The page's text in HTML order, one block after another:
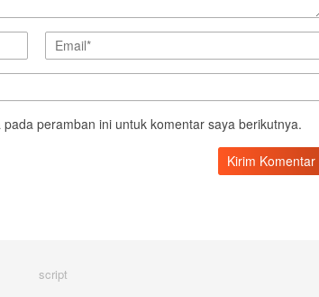
peramban ini untuk komentar saya berikutnya.
script